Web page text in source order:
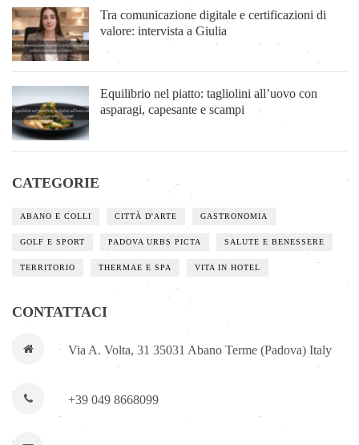
Tra comunicazione digitale e certificazioni di
valore: intervista a Giulia
Equilibrio nel piatto: tagliolini all’uovo con
asparagi, capesante e scampi
CATEGORIE
ABANO E COLLI CITTÀ D'ARTE GASTRONOMIA
GOLF E SPORT PADOVA URBS PICTA SALUTE E BENESSERE
TERRITORIO THERMAE E SPA VITA IN HOTEL
CONTATTACI
Via A. Volta, 31 35031 Abano Terme (Padova) Italy
+39 049 8668099